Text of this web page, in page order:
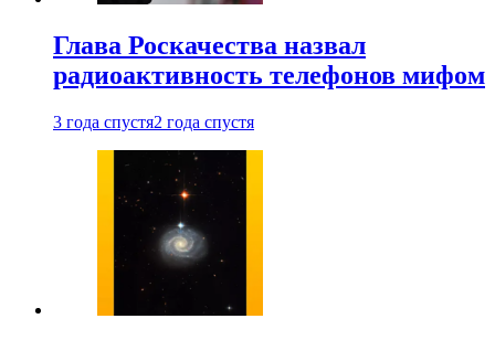
Глава Роскачества назвал
радиоактивность телефонов мифом
3 года спустя2 года спустя